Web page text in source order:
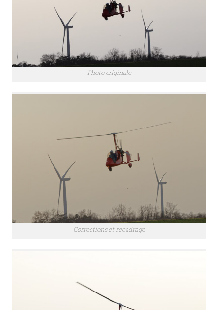
Photo originale
Corrections et recadrage